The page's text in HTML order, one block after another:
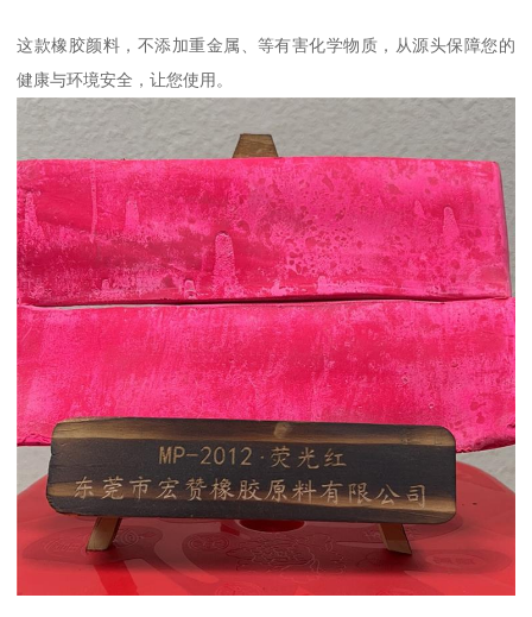
这款橡胶颜料，不添加重金属、等有害化学物质，从源头保障您的
健康与环境安全，让您使用。